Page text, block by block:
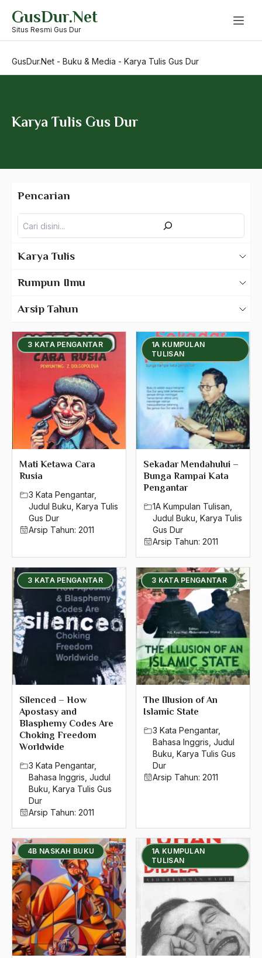
content
GusDur.Net
Situs Resmi Gus Dur
GusDur.Net - Buku & Media - Karya Tulis Gus Dur
Karya Tulis Gus Dur
3 KATA PENGANTAR
Mati Ketawa Cara
Rusia
3 Kata Pengantar,
Judul Buku Karya Tulis
Gus Dur
Arsip Tahun: 2011
1A KUMPULAN
TULISAN
Sekadar Mendahului –
Bunga Rampai Kata
Pengantar
1A Kumpulan Tulisan
Judul Buku Karya Tulis
Gus Dur
Arsip Tahun: 2011
3 KATA PENGANTAR
Silenced – How
Apostasy and
Blasphemy Codes Are
Choking Freedom
Worldwide
3 Kata Pengantar,
Bahasa Inggris Judul
Buku Karya Tulis Gus
Dur
Arsip Tahun: 2011
3 KATA PENGANTAR
The Illusion of An
Islamic State
3 Kata Pengantar,
Bahasa Inggris Judul
Buku Karya Tulis Gus
Dur
Arsip Tahun: 2011
4B NASKAH BUKU
1A KUMPULAN
TULISAN
Pencarian
Karya Tulis
Bahasa Inggris
Judul Buku
Judul Media
Judul Tulisan
Transkrip Lisan
Karya Tulis Tentang Gus Dur
Rumpun Ilmu
550 – Ilmu Ekonomi
580 – Ilmu Sosial Humaniora
630 – Agama Dan Filsafat
660 – Ilmu Seni, Desain dan Media
710 – Ilmu Pendidikan
Arsip Tahun
2024
2021
2020
2019
2017
2016
2014
2013
2012
2011
2010
2009
2008
2007
2006
2005
2004
2003
2002
2001
2000
1999
1998
1997